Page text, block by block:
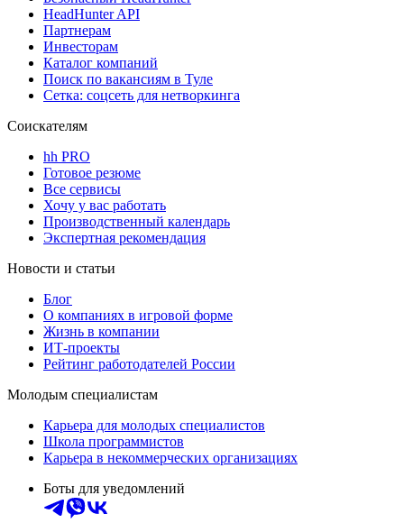
HeadHunter API
Партнерам
Инвесторам
Каталог компаний
Поиск по вакансиям в Туле
Сетка: соцсеть для нетворкинга
Соискателям
hh PRO
Готовое резюме
Все сервисы
Хочу у вас работать
Производственный календарь
Экспертная рекомендация
Новости и статьи
Блог
О компаниях в игровой форме
Жизнь в компании
ИТ-проекты
Рейтинг работодателей России
Молодым специалистам
Карьера для молодых специалистов
Школа программистов
Карьера в некоммерческих организациях
Боты для уведомлений